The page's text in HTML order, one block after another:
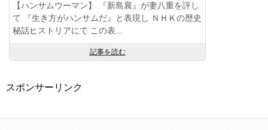
【ハンサムウーマン】 『新島襄』が妻八重を評し
て 『生き方がハンサムだ』と表現し ＮＨＫの歴史
秘話ヒストリアにて この表...
記事を読む
スポンサーリンク